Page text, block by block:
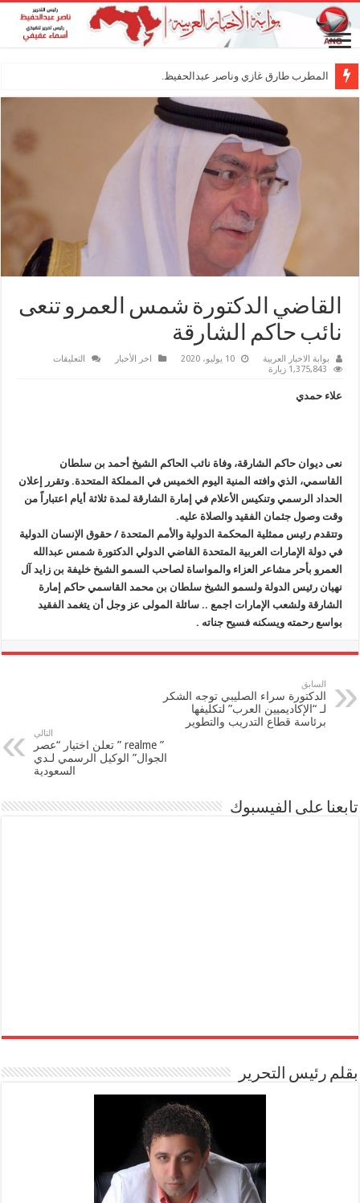
المطرب طارق غازي وناصر عبدالحفيظ.. شراكة ف
القاضي الدكتورة شمس العمرو تنعى
نائب حاكم الشارقة
بوابة الاخبار العربية 10 يوليو، 2020 اخر الأخبار التعليقات
1,375,843 زيارة
علاء حمدي
نعى ديوان حاكم الشارقة، وفاة نائب الحاكم الشيخ أحمد بن سلطان
القاسمي، الذي وافته المنية اليوم الخميس في المملكة المتحدة. وتقرر إعلان
الحداد الرسمي وتنكيس الأعلام في إمارة الشارقة لمدة ثلاثة أيام اعتباراً من
وقت وصول جثمان الفقيد والصلاة عليه.
وتتقدم رئيس ممثلية المحكمة الدولية والأمم المتحدة / حقوق الإنسان الدولية
في دولة الإمارات العربية المتحدة القاضي الدولي الدكتورة شمس عبدالله
العمرو بأحر مشاعر العزاء والمواساة لصاحب السمو الشيخ خليفة بن زايد آل
نهيان رئيس الدولة ولسمو الشيخ سلطان بن محمد القاسمي حاكم إمارة
الشارقة ولشعب الإمارات اجمع .. سائلة المولى عز وجل أن يتغمد الفقيد
بواسع رحمته ويسكنه فسيح جناته .
السابق
الدكتورة سراء الصليبي توجه الشكر
لـ “الإكاديميين العرب” لتكليفها
برئاسة قطاع التدريب والتطوير
التالي
” realme ” تعلن اختيار “عصر
الجوال” الوكيل الرسمي لـدي
السعودية
تابعنا على الفيسبوك
بقلم رئيس التحرير